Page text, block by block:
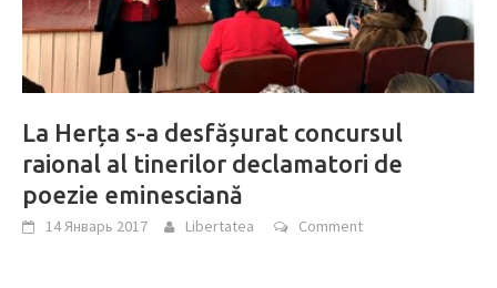
La Herța s-a desfășurat concursul
raional al tinerilor declamatori de
poezie eminesciană
14 Январь 2017 Libertatea Comment